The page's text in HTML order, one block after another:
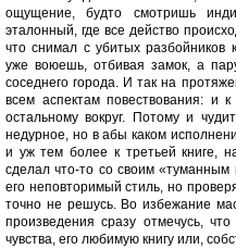
ощущение, будто смотришь
эталонный, где все действо
что снимал с убитых разбойников
уже воюешь, отбивая замок, а
соседнего города. И так на
всем аспектам повествования: и
остальному вокруг. Потому и
недурное, но в абы каком
и уж тем более к третьей книге,
сделал что-то со своим «туманным
его неповторимый стиль, но
точно не решусь. Во избежание
произведения сразу отмечусь,
чувства, его любимую книгу или,